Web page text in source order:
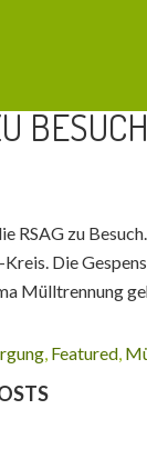
RSAG zu
Kreis. Die
Mülltrennung
, Featured,